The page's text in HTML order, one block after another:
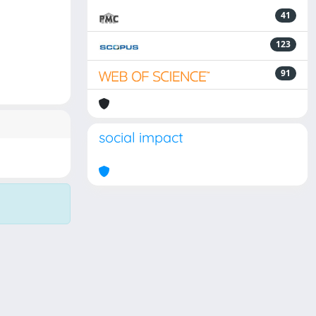
41
123
91
social impact